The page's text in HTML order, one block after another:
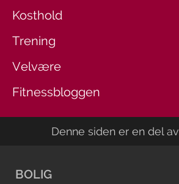
Kosthold
Trening
Velvære
Fitnessbloggen
Denne siden er en del av
BOLIG